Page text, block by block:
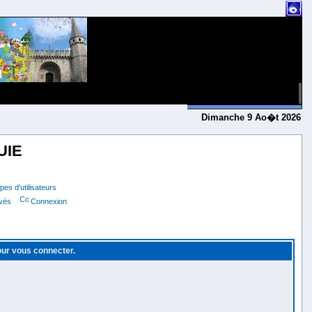
Dimanche 9 Ao�t 2026
d'utilisateurs
Connexion
vous connecter.